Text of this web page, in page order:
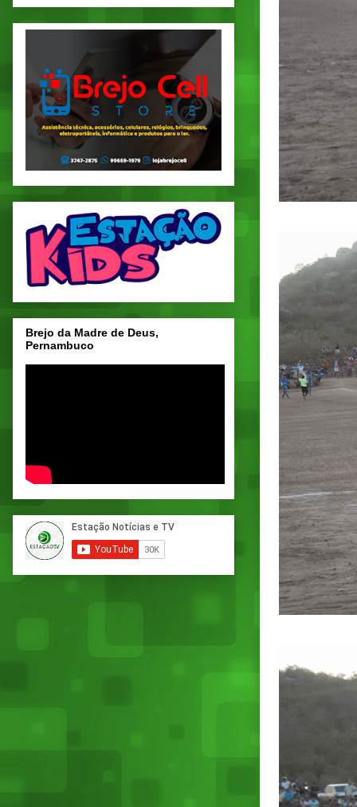
Brejo da Madre de Deus,
Pernambuco